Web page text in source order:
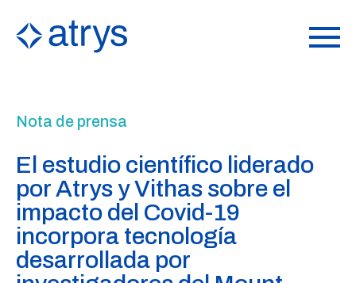
Nota de prensa
El estudio científico liderado
por Atrys y Vithas sobre el
impacto del Covid-19
incorpora tecnología
desarrollada por